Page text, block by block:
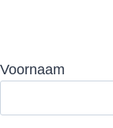
Voornaam